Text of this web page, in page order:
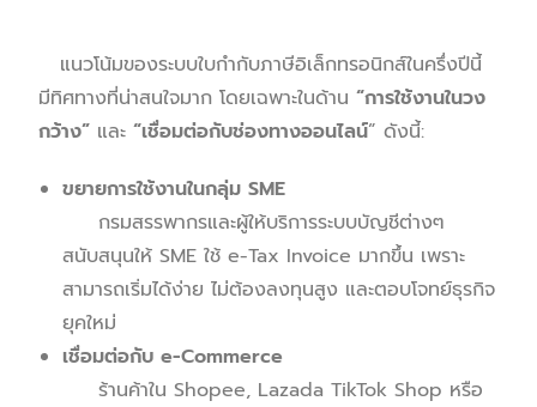
แนวโน้มของระบบใบกำกับภาษีอิเล็กทรอนิกส์ในครึ่งปีนี้
มีทิศทางที่น่าสนใจมาก โดยเฉพาะในด้าน“การใช้งานในวง
กว้าง” และ“เชื่อมต่อกับช่องทางออนไลน์” ดังนี้:
ขยายการใช้งานในกลุ่มSME
กรมสรรพากรและผู้ให้บริการระบบบัญชีต่างๆ
สนับสนุนให้ SME ใช้ e-Tax Invoice มากขึ้น เพราะ
สามารถเริ่มได้ง่าย ไม่ต้องลงทุนสูง และตอบโจทย์ธุรกิจ
ยุคใหม่
เชื่อมต่อกับe-Commerce
ร้านค้าใน Shopee, Lazada TikTok Shop หรือ